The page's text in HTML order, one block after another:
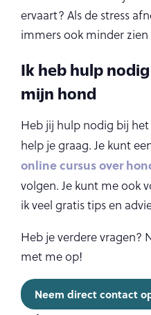
ervaart? Als de stress
immers ook minder
Ik heb hulp
mijn hond
Heb jij hulp nodig bij
help je graag. Je kunt
online cursus over
volgen. Je kunt me ook
ik veel gratis tips en
Heb je verdere vragen?
met me op!
Neem direct contact